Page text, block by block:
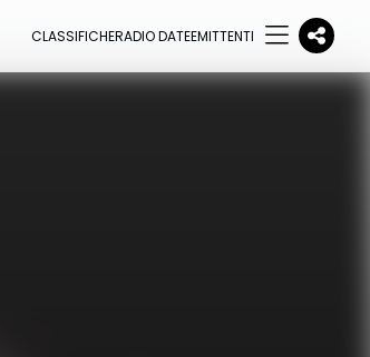
CLASSIFICHERADIO DATEEMITTENTI